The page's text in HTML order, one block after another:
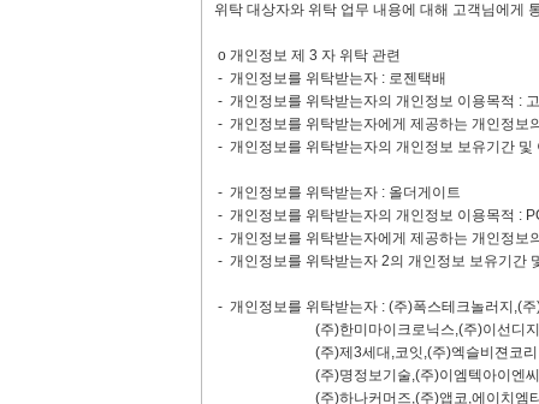
위탁 대상자와 위탁 업무 내용에 대해 고객님에게
ο 개인정보 제 3 자 위탁 관련
- 개인정보를 위탁받는자 : 로젠택배
- 개인정보를 위탁받는자의 개인정보 이용목적 :
- 개인정보를 위탁받는자에게 제공하는 개인정보
- 개인정보를 위탁받는자의 개인정보 보유기간
- 개인정보를 위탁받는자 : 올더게이트
- 개인정보를 위탁받는자의 개인정보 이용목적 :
- 개인정보를 위탁받는자에게 제공하는 개인정보
- 개인정보를 위탁받는자 2의 개인정보 보유기간
- 개인정보를 위탁받는자 : (주)폭스테크놀러지,(
(주)한미마이크로닉스,(주)이선디지탈,(주)
(주)제3세대,코잇,(주)엑슬비젼코리아,(주)
(주)명정보기술,(주)이엠텍아이엔씨,(주)하
(주)하나커머즈,(주)앱코,에이치엠티(주),(